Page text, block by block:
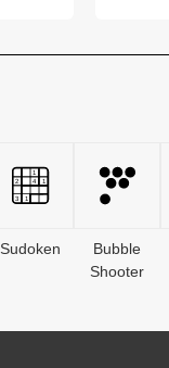
Sudoken
Bubble
Shooter